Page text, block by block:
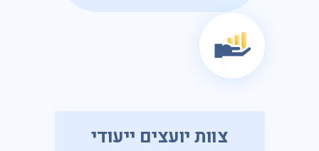
צוות יועצים ייעודי